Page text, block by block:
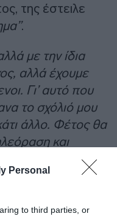
Personal
to third parties, or
της έστειλε
.
με την ίδια
αλλά έχουμε
Γι’ αυτό που
το σχόλιό μου
άλλο. Φέτος θα
και
επικρατήσει η